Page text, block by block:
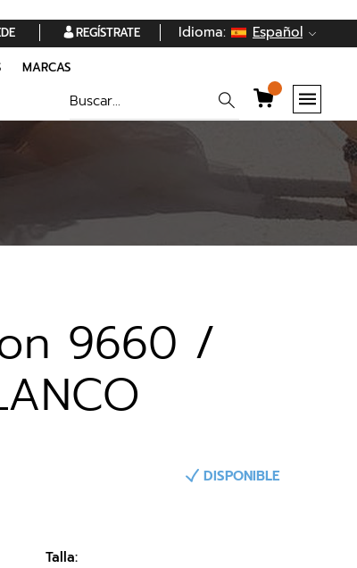
REGÍSTRATE Idioma: Español
MARCAS
9660 /
DISPONIBLE
Talla: